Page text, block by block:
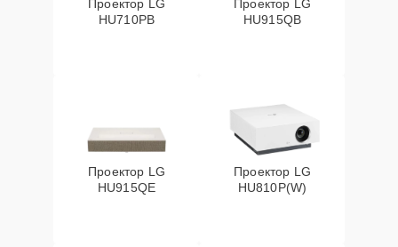
Проектор LG
HU710PB
Проектор LG
HU915QB
Проектор LG
HU915QE
Проектор LG
HU810P(W)